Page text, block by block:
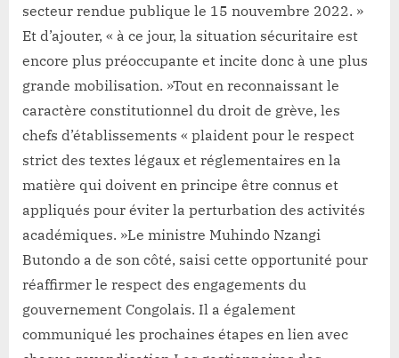
secteur rendue publique le 15 nouvembre 2022. »
Et d’ajouter, « à ce jour, la situation sécuritaire est
encore plus préoccupante et incite donc à une plus
grande mobilisation. »Tout en reconnaissant le
caractère constitutionnel du droit de grève, les
chefs d’établissements « plaident pour le respect
strict des textes légaux et réglementaires en la
matière qui doivent en principe être connus et
appliqués pour éviter la perturbation des activités
académiques. »Le ministre Muhindo Nzangi
Butondo a de son côté, saisi cette opportunité pour
réaffirmer le respect des engagements du
gouvernement Congolais. Il a également
communiqué les prochaines étapes en lien avec